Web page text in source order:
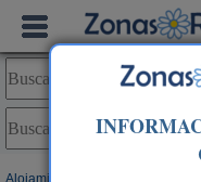
Alojamientos